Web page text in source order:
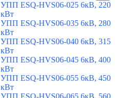
УПП ESQ-HVS06-025 6кВ, 220
кВт
УПП ESQ-HVS06-035 6кВ, 280
кВт
УПП ESQ-HVS06-040 6кВ, 315
кВт
УПП ESQ-HVS06-045 6кВ, 400
кВт
УПП ESQ-HVS06-055 6кВ, 450
кВт